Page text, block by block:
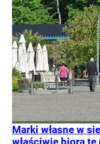
Marki własne w
właściwie biorą